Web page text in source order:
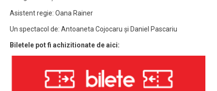
Asistent regie: Oana Rainer
Un spectacol de: Antoaneta Cojocaru și Daniel Pascariu
Biletele pot fi achizitionate de aici: